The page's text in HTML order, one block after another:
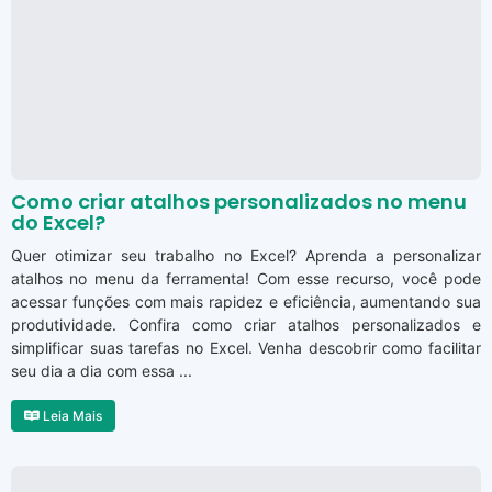
Como criar atalhos personalizados no menu
do Excel?
Quer otimizar seu trabalho no Excel? Aprenda a personalizar
atalhos no menu da ferramenta! Com esse recurso, você pode
acessar funções com mais rapidez e eficiência, aumentando sua
produtividade. Confira como criar atalhos personalizados e
simplificar suas tarefas no Excel. Venha descobrir como facilitar
seu dia a dia com essa ...
Leia Mais